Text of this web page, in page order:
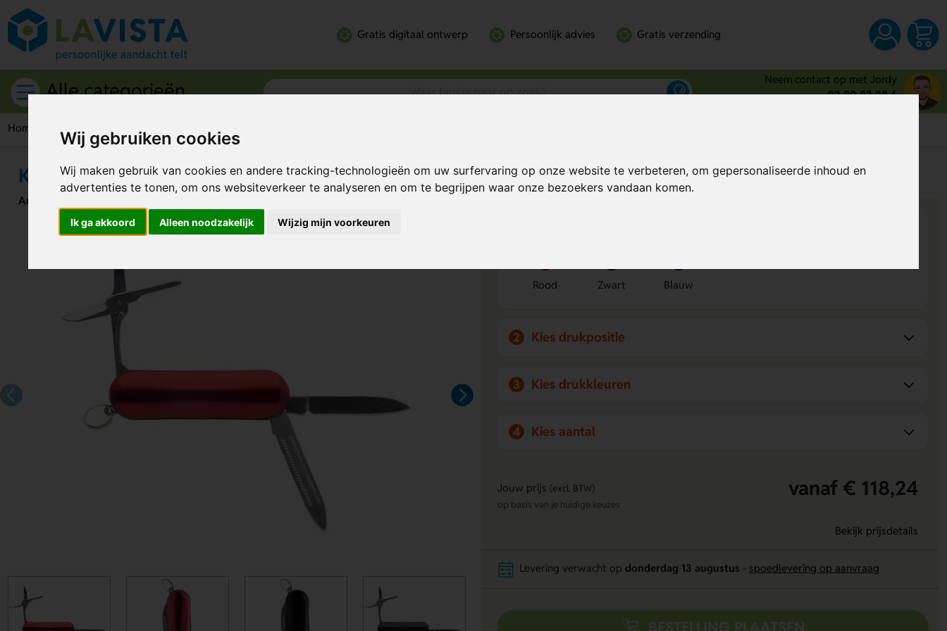
Wij gebruiken cookies
Wij maken gebruik van cookies en andere tracking-technologieën om uw surfervaring op onze website te verbeteren, om gepersonaliseerde inhoud en
advertenties te tonen, om ons websiteverkeer te analyseren en om te begrijpen waar onze bezoekers vandaan komen.
Ik ga akkoord Alleen noodzakelijk Wijzig mijn voorkeuren
Gratis digitaal ontwerp Persoonlijk advies Gratis verzending
Alle categorieën
Neem contact op met Jordy
03 80 83 28 6
Home Gereedschappen & tools Zakmessen
Klein Zakmes Met 3 Functies
Artikelnummer:
Bereken mijn prijs Al vanaf€ 0,99per stuk (excl. BTW)
Rood Zwart Blauw
2 Kies drukpositie
3 Kies drukkleuren
4 Kies aantal
Jouw prijs (excl. BTW) vanaf € 118,24
op basis van je huidige keuzes
Bekijk prijsdetails
Levering verwacht op donderdag 13 augustus spoedlevering op aanvraag
BESTELLING PLAATSEN